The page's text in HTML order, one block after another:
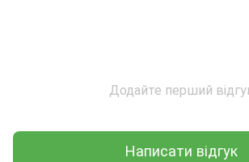
Додайте перший
Написати відгук